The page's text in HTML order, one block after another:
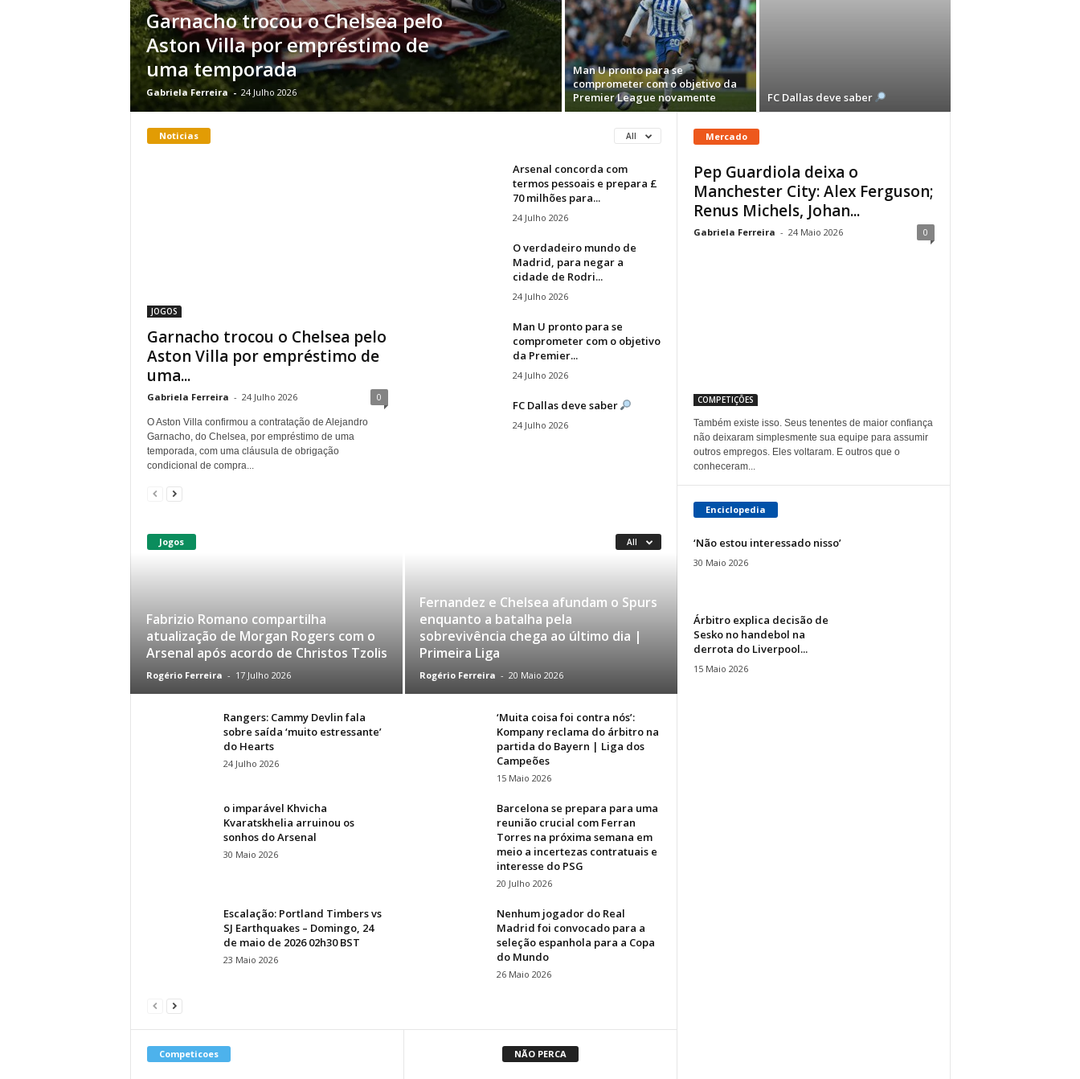
Garnacho trocou o Chelsea pelo
Aston Villa por empréstimo de
uma temporada
Gabriela Ferreira - 24 Julho 2026
Man U pronto para se
comprometer com o objetivo da
Premier League novamente
FC Dallas deve saber
Noticias All
JOGOS
Garnacho trocou o Chelsea pelo
Aston Villa por empréstimo de
uma...
Gabriela Ferreira - 24 Julho 2026 0
O Aston Villa confirmou a contratação de Alejandro
Garnacho, do Chelsea, por empréstimo de uma
temporada, com uma cláusula de obrigação
condicional de compra...
Arsenal concorda com
termos pessoais e prepara £
70 milhões para...
24 Julho 2026
O verdadeiro mundo de
Madrid, para negar a
cidade de Rodri...
24 Julho 2026
Man U pronto para se
comprometer com o objetivo
da Premier...
24 Julho 2026
FC Dallas deve saber
24 Julho 2026
Jogos All
Fabrizio Romano compartilha
atualização de Morgan Rogers com o
Arsenal após acordo de Christos Tzolis
Rogério Ferreira - 17 Julho 2026
Fernandez e Chelsea afundam o Spurs
enquanto a batalha pela
sobrevivência chega ao último dia |
Primeira Liga
Rogério Ferreira - 20 Maio 2026
Rangers: Cammy Devlin fala
sobre saída ‘muito estressante’
do Hearts
24 Julho 2026
‘Muita coisa foi contra nós’:
Kompany reclama do árbitro na
partida do Bayern | Liga dos
Campeões
15 Maio 2026
o imparável Khvicha
Kvaratskhelia arruinou os
sonhos do Arsenal
30 Maio 2026
Barcelona se prepara para uma
reunião crucial com Ferran
Torres na próxima semana em
meio a incertezas contratuais e
interesse do PSG
20 Julho 2026
Escalação: Portland Timbers vs
SJ Earthquakes – Domingo, 24
de maio de 2026 02h30 BST
23 Maio 2026
Nenhum jogador do Real
Madrid foi convocado para a
seleção espanhola para a Copa
do Mundo
26 Maio 2026
Competicoes NÃO PERCA
Mercado
Pep Guardiola deixa o
Manchester City: Alex Ferguson;
Renus Michels, Johan...
Gabriela Ferreira - 24 Maio 2026 0
COMPETIÇÕES
Também existe isso. Seus tenentes de maior confiança
não deixaram simplesmente sua equipe para assumir
outros empregos. Eles voltaram. E outros que o
conheceram...
Enciclopedia
‘Não estou interessado nisso’
30 Maio 2026
Árbitro explica decisão de
Sesko no handebol na
derrota do Liverpool...
15 Maio 2026